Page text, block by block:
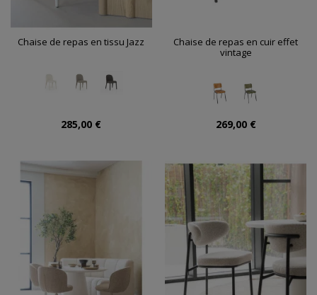
Chaise de repas en tissu Jazz
285,00 €
Chaise de repas en cuir effet
vintage
269,00 €